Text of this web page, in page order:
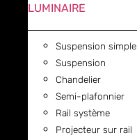
LUMINAIRE
Suspension simple
Suspension
Chandelier
Semi-plafonnier
Rail système
Projecteur sur rail